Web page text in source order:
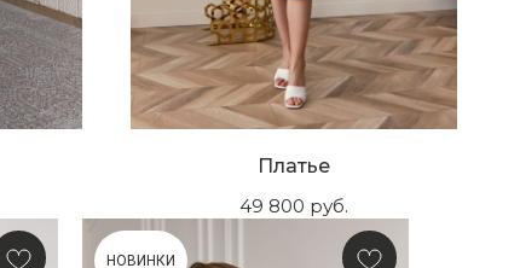
Платье
49 800 руб.
НОВИНКИ